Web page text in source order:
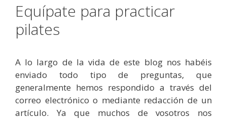
Equípate para practicar
pilates
A lo largo de la vida de este blog nos habéis
enviado todo tipo de preguntas, que
generalmente hemos respondido a través del
correo electrónico o mediante redacción de un
artículo. Ya que muchos de vosotros nos